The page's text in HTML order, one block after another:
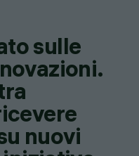
sulle
nuovi